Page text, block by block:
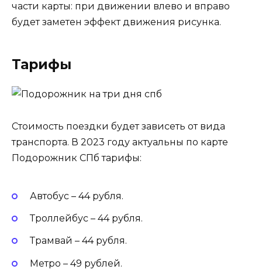
части карты: при движении влево и вправо
будет заметен эффект движения рисунка.
Тарифы
Стоимость поездки будет зависеть от вида
транспорта. В 2023 году актуальны по карте
Подорожник СПб тарифы:
Автобус – 44 рубля.
Троллейбус – 44 рубля.
Трамвай – 44 рубля.
Метро – 49 рублей.